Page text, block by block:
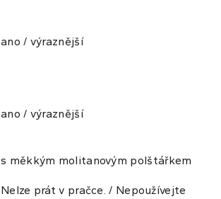
ano / výraznější
ano / výraznější
s měkkým molitanovým polštářkem
Nelze prát v pračce. / Nepoužívejte